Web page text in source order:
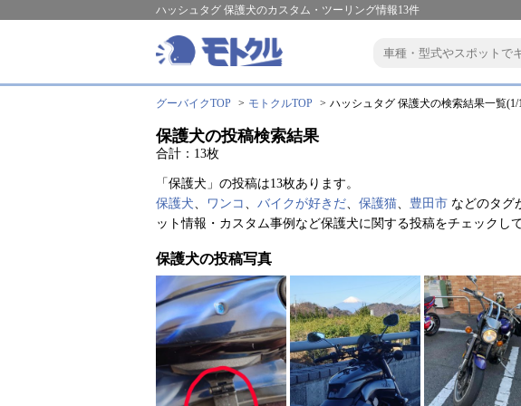
ハッシュタグ 保護犬のカスタム・ツーリング情報13件
グーバイクTOP モトクルTOP ハッシュタグ 保護犬の検索結果一覧(1/
保護犬の投稿検索結果
合計：13枚
「保護犬」の投稿は13枚あります。
保護犬、 ワンコ 、 バイクが好きだ、 保護猫、 豊田市 などのタグ
ット情報・カスタム事例など保護犬に関する投稿をチェックし
保護犬の投稿写真